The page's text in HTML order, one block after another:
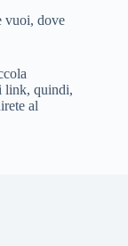
vuoi, dove
link, quindi,
al